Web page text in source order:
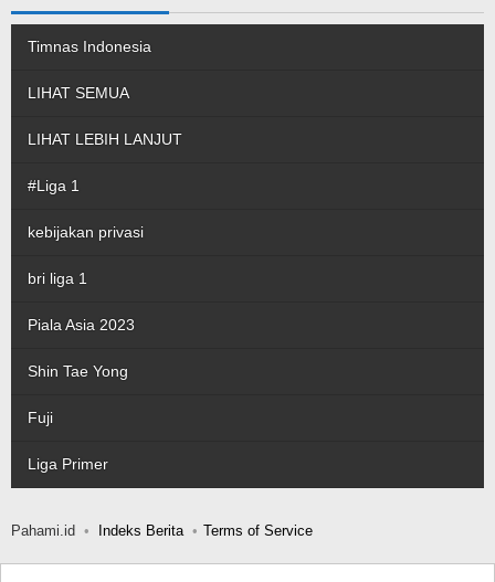
Timnas Indonesia
LIHAT SEMUA
LIHAT LEBIH LANJUT
#Liga 1
kebijakan privasi
bri liga 1
Piala Asia 2023
Shin Tae Yong
Fuji
Liga Primer
Pahami.id Indeks Berita Terms of Service